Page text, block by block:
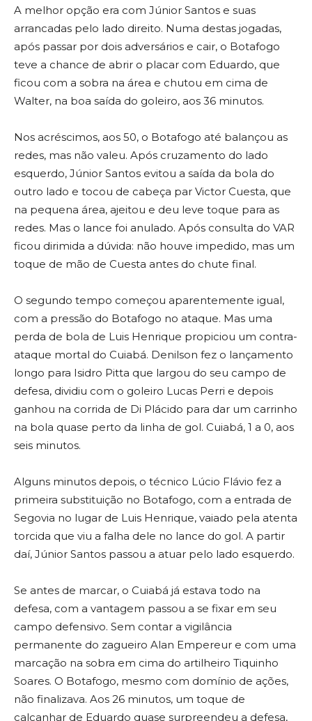
A melhor opção era com Júnior Santos e suas
arrancadas pelo lado direito. Numa destas jogadas,
após passar por dois adversários e cair, o Botafogo
teve a chance de abrir o placar com Eduardo, que
ficou com a sobra na área e chutou em cima de
Walter, na boa saída do goleiro, aos 36 minutos.
Nos acréscimos, aos 50, o Botafogo até balançou as
redes, mas não valeu. Após cruzamento do lado
esquerdo, Júnior Santos evitou a saída da bola do
outro lado e tocou de cabeça par Victor Cuesta, que
na pequena área, ajeitou e deu leve toque para as
redes. Mas o lance foi anulado. Após consulta do VAR
ficou dirimida a dúvida: não houve impedido, mas um
toque de mão de Cuesta antes do chute final.
O segundo tempo começou aparentemente igual,
com a pressão do Botafogo no ataque. Mas uma
perda de bola de Luis Henrique propiciou um contra-
ataque mortal do Cuiabá. Denilson fez o lançamento
longo para Isidro Pitta que largou do seu campo de
defesa, dividiu com o goleiro Lucas Perri e depois
ganhou na corrida de Di Plácido para dar um carrinho
na bola quase perto da linha de gol. Cuiabá, 1 a 0, aos
seis minutos.
Alguns minutos depois, o técnico Lúcio Flávio fez a
primeira substituição no Botafogo, com a entrada de
Segovia no lugar de Luis Henrique, vaiado pela atenta
torcida que viu a falha dele no lance do gol. A partir
daí, Júnior Santos passou a atuar pelo lado esquerdo.
Se antes de marcar, o Cuiabá já estava todo na
defesa, com a vantagem passou a se fixar em seu
campo defensivo. Sem contar a vigilância
permanente do zagueiro Alan Empereur e com uma
marcação na sobra em cima do artilheiro Tiquinho
Soares. O Botafogo, mesmo com domínio de ações,
não finalizava. Aos 26 minutos, um toque de
calcanhar de Eduardo quase surpreendeu a defesa,